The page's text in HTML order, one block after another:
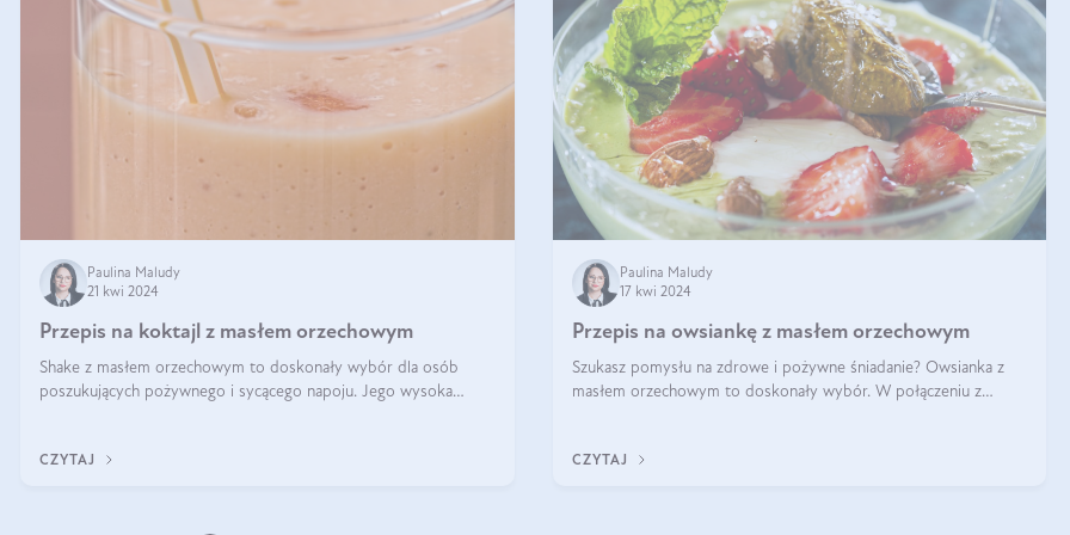
Paulina Maludy
21 kwi 2024
Przepis na koktajl z masłem orzechowym
Shake z masłem orzechowym to doskonały wybór dla osób
poszukujących pożywnego i sycącego napoju. Jego wysoka
CZYTAJ
Paulina Maludy
17 kwi 2024
Przepis na owsiankę z masłem orzechowym
Szukasz pomysłu na zdrowe i pożywne śniadanie? Owsianka z
masłem orzechowym to doskonały wybór. W połączeniu z
CZYTAJ